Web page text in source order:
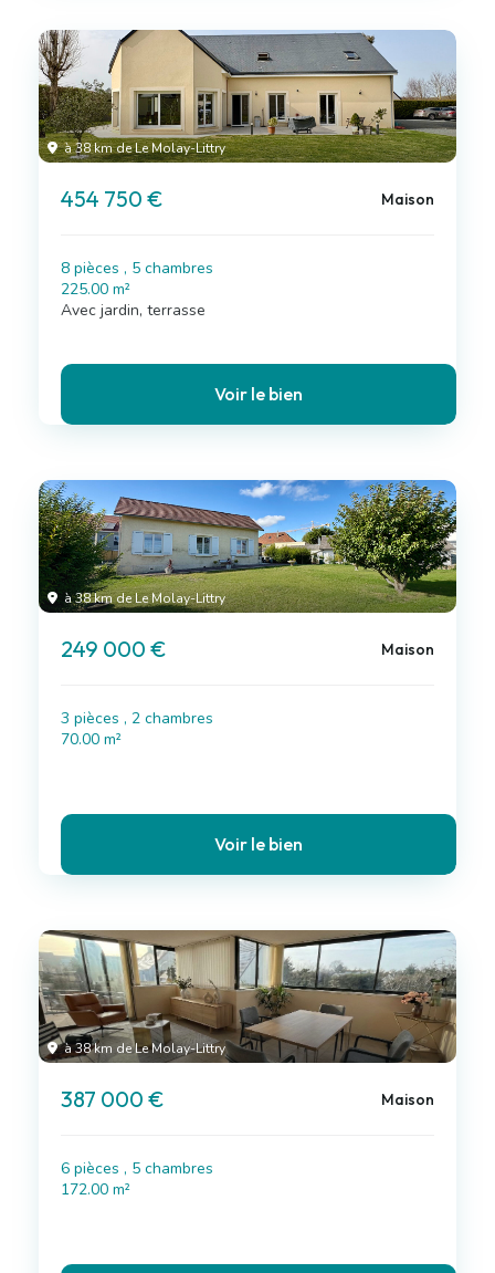
à 38 km de Le Molay-Littry
454 750 € Maison
8 pièces , 5 chambres
225.00 m²
Avec jardin, terrasse
Voir le bien
à 38 km de Le Molay-Littry
249 000 € Maison
3 pièces , 2 chambres
70.00 m²
Voir le bien
à 38 km de Le Molay-Littry
387 000 € Maison
6 pièces , 5 chambres
172.00 m²